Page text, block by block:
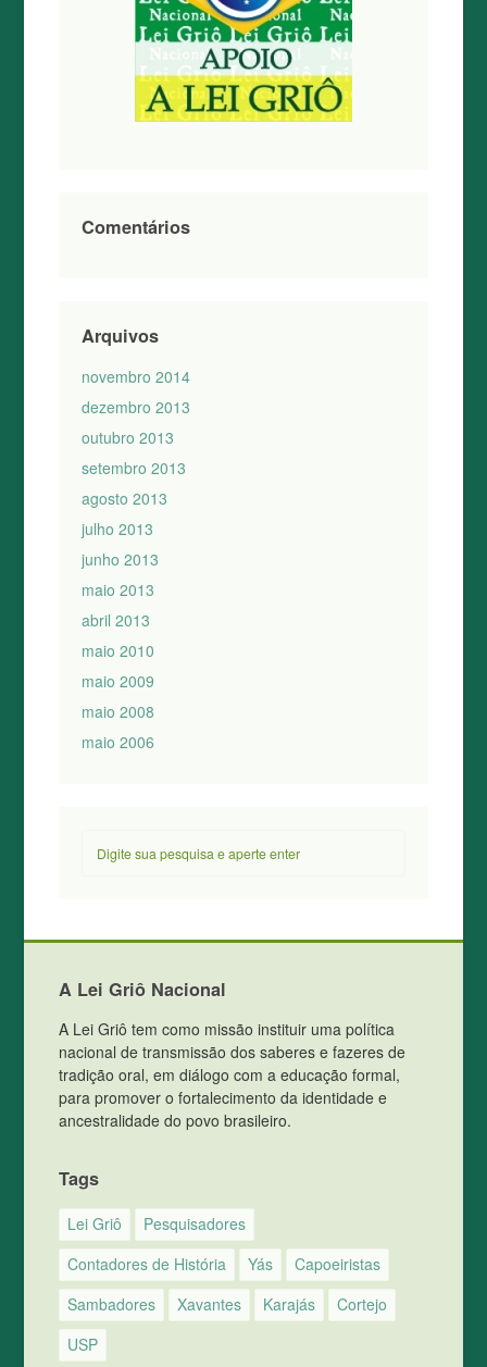
Comentários
Arquivos
novembro 2014
dezembro 2013
outubro 2013
setembro 2013
agosto 2013
julho 2013
junho 2013
maio 2013
abril 2013
maio 2010
maio 2009
maio 2008
maio 2006
A Lei Griô Nacional
A Lei Griô tem como missão instituir uma política
nacional de transmissão dos saberes e fazeres de
tradição oral, em diálogo com a educação formal,
para promover o fortalecimento da identidade e
ancestralidade do povo brasileiro.
Tags
Lei Griô
Pesquisadores
Contadores de História
Yás
Capoeiristas
Sambadores
Xavantes Karajás
Cortejo
USP